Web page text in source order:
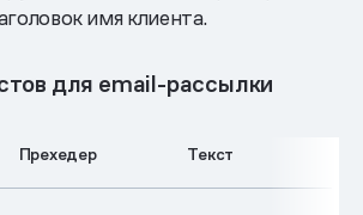
имя клиента.
для email-рассылки
Прехедер Текст